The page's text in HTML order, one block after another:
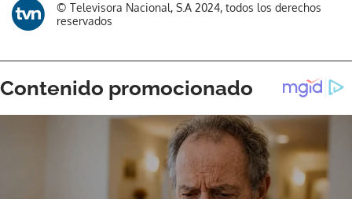
© Televisora Nacional, S.A 2024, todos los derechos
reservados